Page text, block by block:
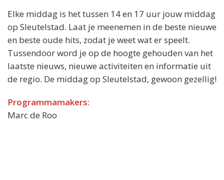
Elke middag is het tussen 14 en 17 uur jouw middag
op Sleutelstad. Laat je meenemen in de beste nieuwe
en beste oude hits, zodat je weet wat er speelt.
Tussendoor word je op de hoogte gehouden van het
laatste nieuws, nieuwe activiteiten en informatie uit
de regio. De middag op Sleutelstad, gewoon gezellig!
Programmamakers:
Marc de Roo